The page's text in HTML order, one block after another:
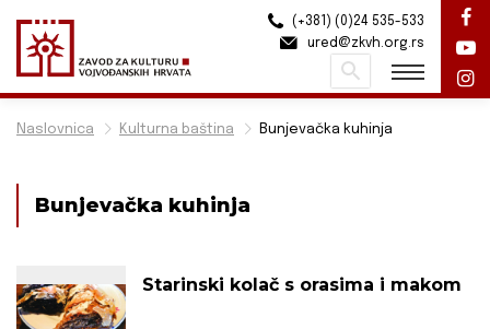
Naslovnica Kulturna baština Bunjevačka kuhinja
Bunjevačka kuhinja
Starinski kolač s orasima i makom
(+381) (0)24 535-533
ured@zkvh.org.rs
Pretraži